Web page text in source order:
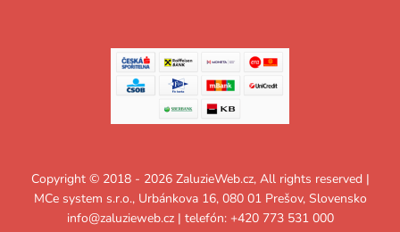
Copyright © 2018 - 2026 ZaluzieWeb.cz, All rights reserved |
MCe system s.r.o., Urbánkova 16, 080 01 Prešov, Slovensko
info@zaluzieweb.cz| telefón: +420 773 531 000